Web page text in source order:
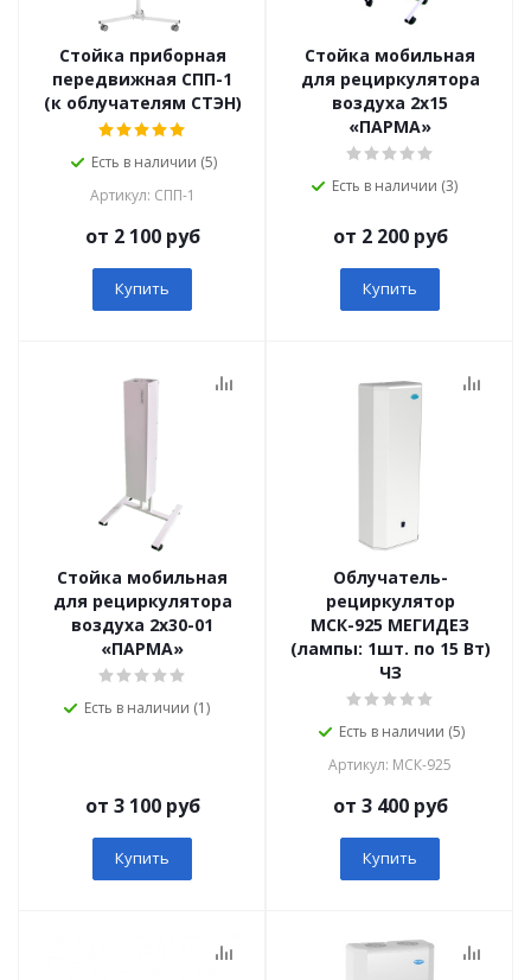
Стойка приборная
передвижная СПП-1
(к облучателям СТЭН)
Есть в наличии (5)
Артикул: СПП-1
от 2 100 руб
Купить
Стойка мобильная
для рециркулятора
воздуха 2х15
«ПАРМА»
Есть в наличии (3)
от 2 200 руб
Купить
Стойка мобильная
для рециркулятора
воздуха 2х30-01
«ПАРМА»
Есть в наличии (1)
от 3 100 руб
Купить
Облучатель-
рециркулятор
МСК-925 МЕГИДЕЗ
(лампы: 1шт. по 15 Вт)
ЧЗ
Есть в наличии (5)
Артикул: МСК-925
от 3 400 руб
Купить